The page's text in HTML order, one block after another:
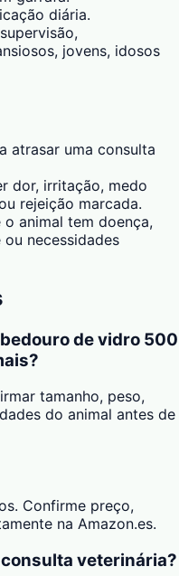
diária.
jovens, idosos
atrasar uma consulta
dor, irritação, medo
rejeição marcada.
animal tem doença,
necessidades
de vidro 500
tamanho, peso,
do animal antes de
Confirme preço,
na Amazon.es.
veterinária?